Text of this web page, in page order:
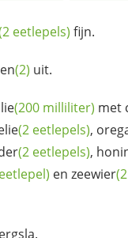
eetlepels) fijn.
(2) uit.
(200 milliliter) met
(2 eetlepels),
(2 eetlepels),
en zeewier